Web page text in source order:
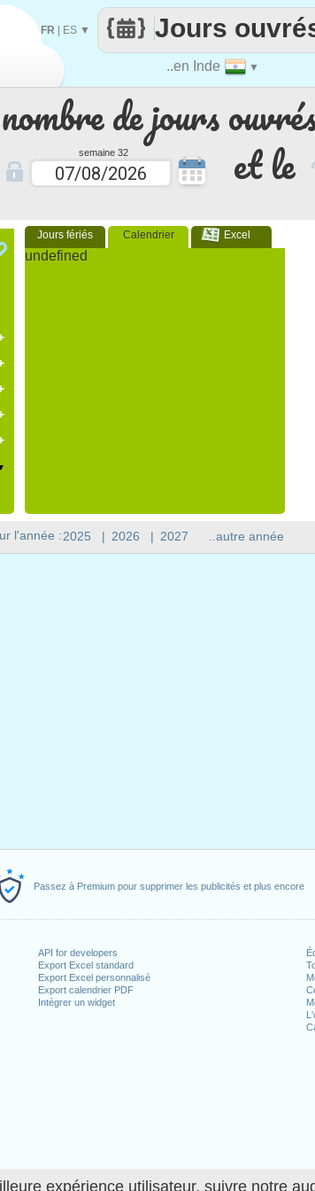
expérience utilisateur, suivre notre
Passez à Premium pour supprimer les publicités et plus encore
API for developers
Export Excel standard
Export Excel personnalisé
Export calendrier PDF
Intégrer un widget
de jours
semaine 32 et le
Jours fériés Calendrier Excel
undefined
..en Inde ▼
Jours
FR ES ▼
l'année :2025 | 2026 | 2027 ..autre année